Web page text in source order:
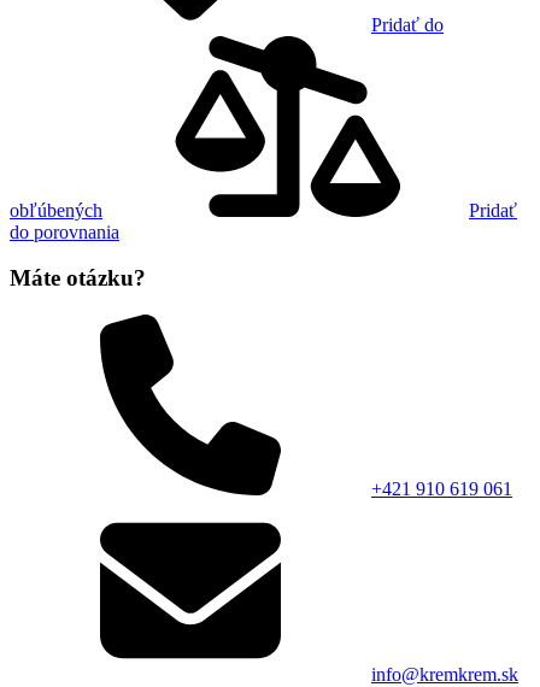
Pridať do
obľúbených
Pridať
do porovnania
Máte otázku?
+421 910 619 061
info@kremkrem.sk